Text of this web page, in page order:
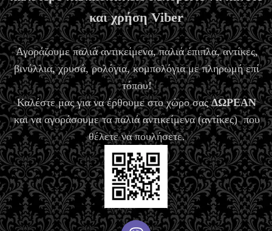
και χρήση Viber
Αγοράζουμε παλιά αντικείμενα, παλιά έπιπλα, αντίκες,
βινύλλια, χρυσά, ρολόγια, κομπολόγια με πληρωμή επί
τόπου!
Καλέστε μας για να έρθουμε στο χώρο σαςΔΩΡΕΑΝ
και να αγοράσουμε τα παλιά αντικείμενα (αντίκες) που
θέλετε να πουλήσετε.